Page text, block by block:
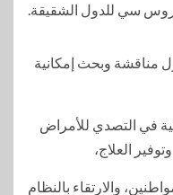
سي للدول الشقيقة.
مناقشة وبحث إمكانية
في التصدي للأمراض
العلاج،
والارتقاء بالنظام